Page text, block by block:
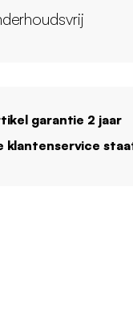
garantie 2 jaar
klantenservice